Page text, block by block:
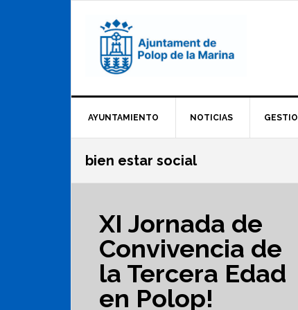
AYUNTAMIENTO NOTICIAS
bien estar social
XI Jornada de
Convivencia de
la Tercera Edad
en Polop!